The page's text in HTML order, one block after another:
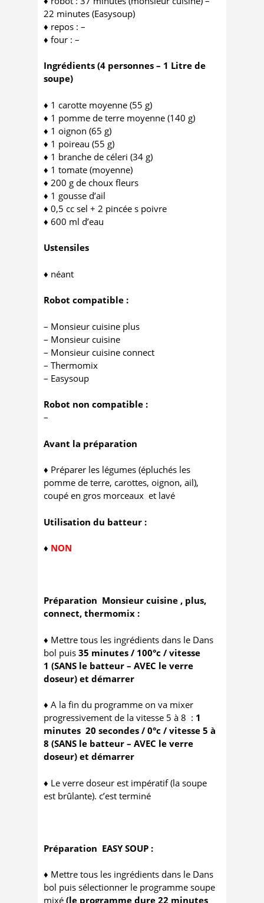
22 minutes (Easysoup)
♦ repos : –
♦ four : –
Ingrédients (4 personnes – 1 Litre de
soupe)
♦ 1 carotte moyenne (55 g)
♦ 1 pomme de terre moyenne (140 g)
♦ 1 oignon (65 g)
♦ 1 poireau (55 g)
♦ 1 branche de céleri (34 g)
♦ 1 tomate (moyenne)
♦ 200 g de choux fleurs
♦ 1 gousse d’ail
♦ 0,5 cc sel + 2 pincée s poivre
♦ 600 ml d’eau
Ustensiles
♦ néant
Robot compatible :
– Monsieur cuisine plus
– Monsieur cuisine
– Monsieur cuisine connect
– Thermomix
– Easysoup
Robot non compatible :
–
Avant la préparation
♦ Préparer les légumes (épluchés les
pomme de terre, carottes, oignon, ail),
coupé en gros morceaux et lavé
Utilisation du batteur :
♦ NON
Préparation Monsieur cuisine , plus,
connect, thermomix :
♦ Mettre tous les ingrédients dans le Dans
bol puis 35 minutes / 100°c / vitesse
1 (SANS le batteur – AVEC le verre
doseur) et démarrer
♦ A la fin du programme on va mixer
progressivement de la vitesse 5 à 8 : 1
minutes 20 secondes / 0°c / vitesse 5 à
8 (SANS le batteur – AVEC le verre
doseur) et démarrer
♦ Le verre doseur est impératif (la soupe
est brûlante). c’est terminé
Préparation EASY SOUP :
♦ Mettre tous les ingrédients dans le Dans
bol puis sélectionner le programme soupe
mixé (le programme dure 22 minutes